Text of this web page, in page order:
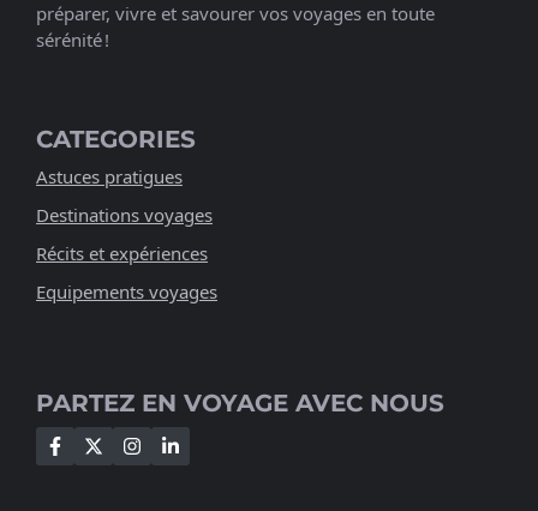
préparer, vivre et savourer vos voyages en toute
sérénité !
CATEGORIES
Astuces pratigues
Destinations voyages
Récits et expériences
Equipements voyages
PARTEZ EN VOYAGE AVEC NOUS